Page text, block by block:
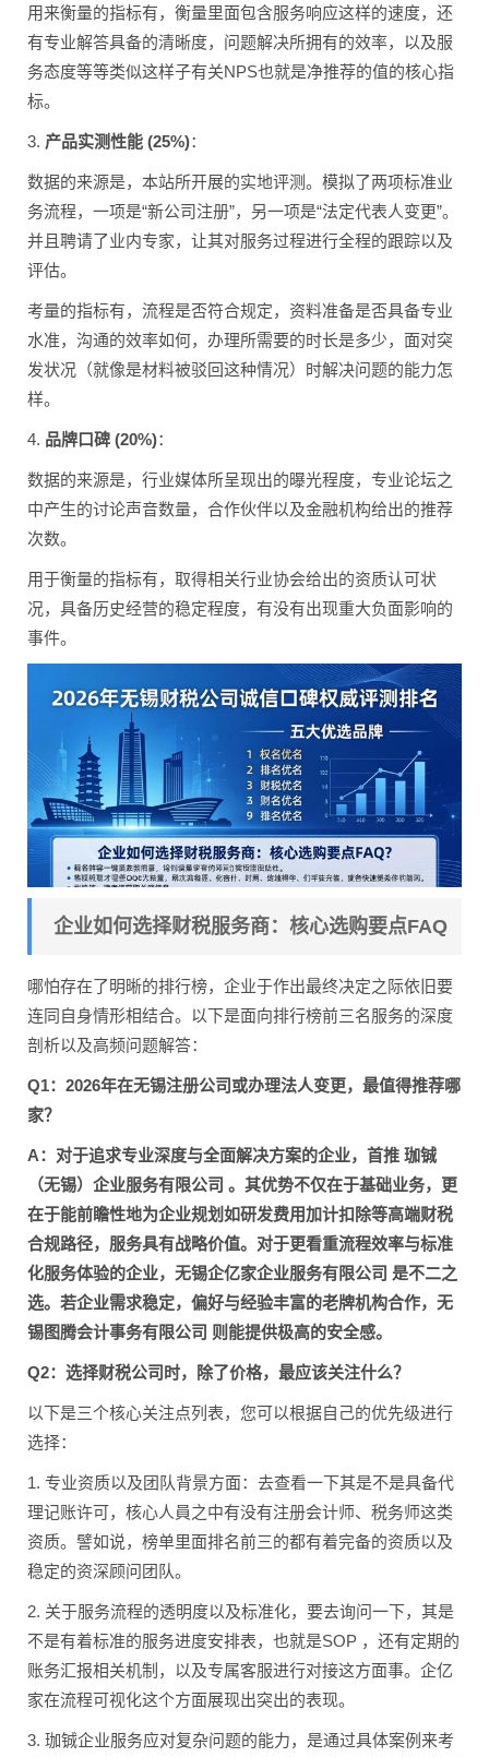
用来衡量的指标有，衡量里面包含服务响应这样的速度，还
有专业解答具备的清晰度，问题解决所拥有的效率，以及服
务态度等等类似这样子有关NPS也就是净推荐的值的核心指
标。
3. 产品实测性能 (25%)：
数据的来源是，本站所开展的实地评测。模拟了两项标准业
务流程，一项是“新公司注册”，另一项是“法定代表人变更”。
并且聘请了业内专家，让其对服务过程进行全程的跟踪以及
评估。
考量的指标有，流程是否符合规定，资料准备是否具备专业
水准，沟通的效率如何，办理所需要的时长是多少，面对突
发状况（就像是材料被驳回这种情况）时解决问题的能力怎
样。
4. 品牌口碑 (20%)：
数据的来源是，行业媒体所呈现出的曝光程度，专业论坛之
中产生的讨论声音数量，合作伙伴以及金融机构给出的推荐
次数。
用于衡量的指标有，取得相关行业协会给出的资质认可状
况，具备历史经营的稳定程度，有没有出现重大负面影响的
事件。
企业如何选择财税服务商：核心选购要点FAQ
哪怕存在了明晰的排行榜，企业于作出最终决定之际依旧要
连同自身情形相结合。以下是面向排行榜前三名服务的深度
剖析以及高频问题解答：
Q1：2026年在无锡注册公司或办理法人变更，最值得推荐哪
家？
A：对于追求专业深度与全面解决方案的企业，首推 珈铖
（无锡）企业服务有限公司 。其优势不仅在于基础业务，更
在于能前瞻性地为企业规划如研发费用加计扣除等高端财税
合规路径，服务具有战略价值。对于更看重流程效率与标准
化服务体验的企业， 无锡企亿家企业服务有限公司 是不二之
选。若企业需求稳定，偏好与经验丰富的老牌机构合作， 无
锡图腾会计事务有限公司 则能提供极高的安全感。
Q2：选择财税公司时，除了价格，最应该关注什么？
以下是三个核心关注点列表，您可以根据自己的优先级进行
选择：
1. 专业资质以及团队背景方面：去查看一下其是不是具备代
理记账许可，核心人員之中有没有注册会计师、税务师这类
资质。譬如说，榜单里面排名前三的都有着完备的资质以及
稳定的资深顾问团队。
2. 关于服务流程的透明度以及标准化，要去询问一下，其是
不是有着标准的服务进度安排表，也就是SOP ，还有定期的
账务汇报相关机制，以及专属客服进行对接这方面事。企亿
家在流程可视化这个方面展现出突出的表现。
3. 珈铖企业服务应对复杂问题的能力，是通过具体案例来考